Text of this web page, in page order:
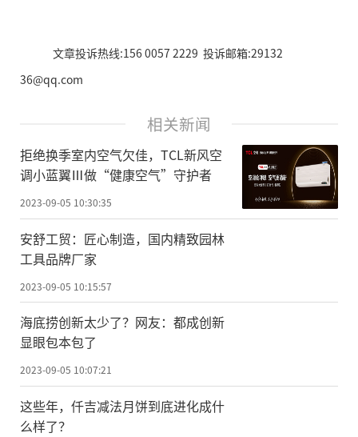
文章投诉热线:156 0057 2229 投诉邮箱:29132
36@qq.com
相关新闻
拒绝换季室内空气欠佳，TCL新风空
调小蓝翼Ⅲ做“健康空气”守护者
2023-09-05 10:30:35
安舒工贸：匠心制造，国内精致园林
工具品牌厂家
2023-09-05 10:15:57
海底捞创新太少了？网友：都成创新
显眼包本包了
2023-09-05 10:07:21
这些年，仟吉减法月饼到底进化成什
么样了？